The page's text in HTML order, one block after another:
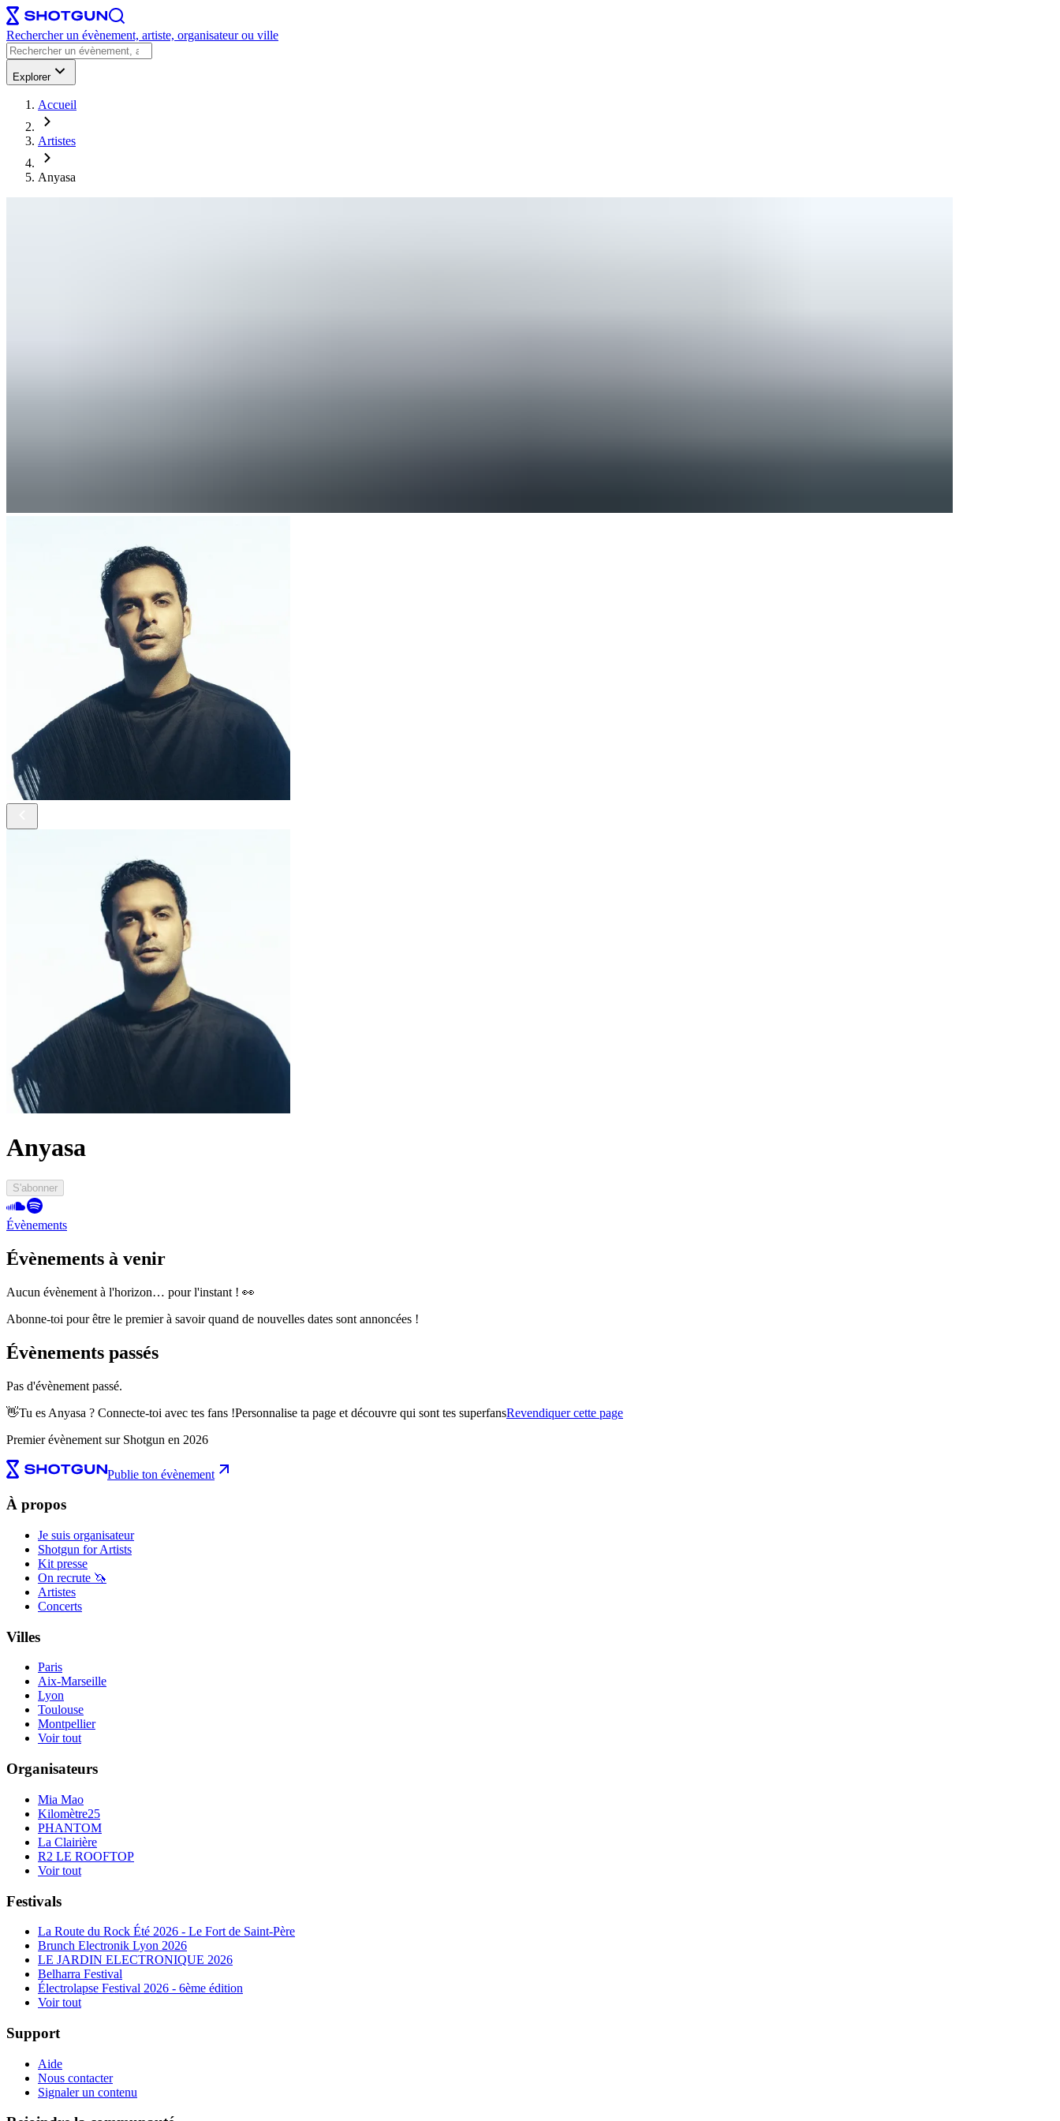
Rechercher un évènement, artiste, organisateur ou ville
Explorer
Accueil
Artistes
Anyasa
Anyasa
S'abonner
Évènements
Évènements à venir
Aucun évènement à l'horizon… pour l'instant ! 👀
Abonne-toi pour être le premier à savoir quand de nouvelles dates sont annoncées !
Évènements passés
Pas d'évènement passé.
👋Tu es Anyasa ? Connecte-toi avec tes fans !Personnalise ta page et découvre qui sont tes superfansRevendiquer cette page
Premier évènement sur Shotgun en 2026
Publie ton évènement
À propos
Je suis organisateur
Shotgun for Artists
Kit presse
On recrute 🦄
Artistes
Concerts
Villes
Paris
Aix-Marseille
Lyon
Toulouse
Montpellier
Voir tout
Organisateurs
Mia Mao
Kilomètre25
PHANTOM
La Clairière
R2 LE ROOFTOP
Voir tout
Festivals
La Route du Rock Été 2026 - Le Fort de Saint-Père
Brunch Electronik Lyon 2026
LE JARDIN ELECTRONIQUE 2026
Belharra Festival
Électrolapse Festival 2026 - 6ème édition
Voir tout
Support
Aide
Nous contacter
Signaler un contenu